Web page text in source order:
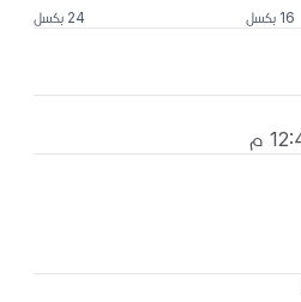
16 بكسل 24 بكسل